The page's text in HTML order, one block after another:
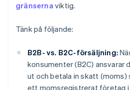
gränserna viktig.
Tänk på följande:
B2B- vs. B2C-försäljning:
konsumenter (B2C) ansvarar
ut och betala in skatt (moms)
ett momsregistrerat företag i